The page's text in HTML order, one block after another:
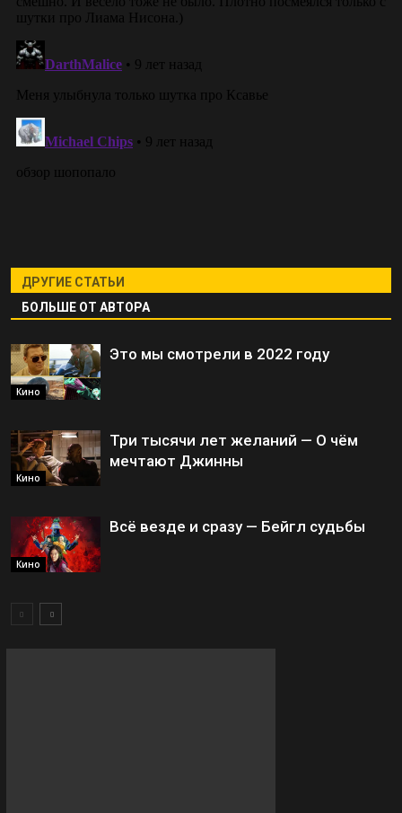
ДРУГИЕ СТАТЬИ
БОЛЬШЕ ОТ АВТОРА
Кино
Это мы смотрели в 2022 году
Кино
Три тысячи лет желаний — О чём
мечтают Джинны
Кино
Всё везде и сразу — Бейгл судьбы